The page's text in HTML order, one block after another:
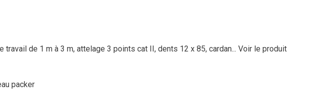
travail de 1 m à 3 m, attelage 3 points cat II, dents 12 x 85, cardan... Voir le produit
packer